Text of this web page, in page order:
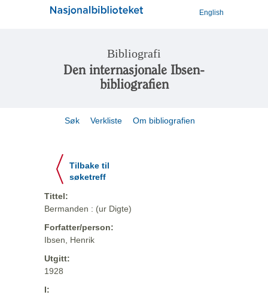
English
Bibliografi
Den internasjonale Ibsen-
bibliografien
Søk Verkliste Om bibliografien
Tilbake til
søketreff
Tittel:
Bermanden : (ur Digte)
Forfatter/person:
Ibsen, Henrik
Utgitt:
1928
I: